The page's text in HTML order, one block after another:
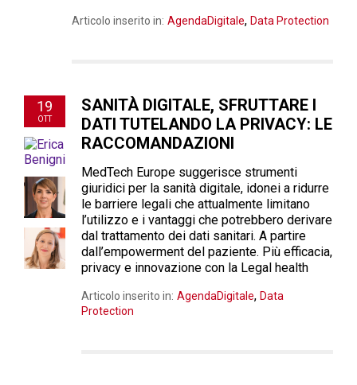
Articolo inserito in: AgendaDigitale, Data Protection
19
OTT
SANITÀ DIGITALE, SFRUTTARE I
DATI TUTELANDO LA PRIVACY: LE
RACCOMANDAZIONI
MedTech Europe suggerisce strumenti
giuridici per la sanità digitale, idonei a ridurre
le barriere legali che attualmente limitano
l’utilizzo e i vantaggi che potrebbero derivare
dal trattamento dei dati sanitari. A partire
dall’empowerment del paziente. Più efficacia,
privacy e innovazione con la Legal health
Articolo inserito in: AgendaDigitale, Data
Protection